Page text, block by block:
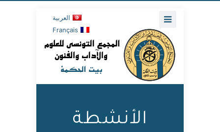
العربية
Français
الأنشطة